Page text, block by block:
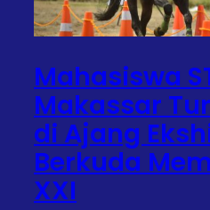
Mahasiswa
Makassar
di Ajang
Berkuda
XXI